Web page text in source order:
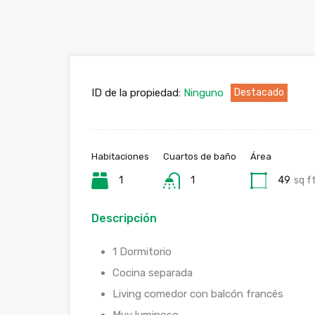
ID de la propiedad: Ninguno Destacado
Habitaciones
1
Cuartos de baño
1
Área
49 sq
Descripción
1 Dormitorio
Cocina separada
Living comedor con balcón francés